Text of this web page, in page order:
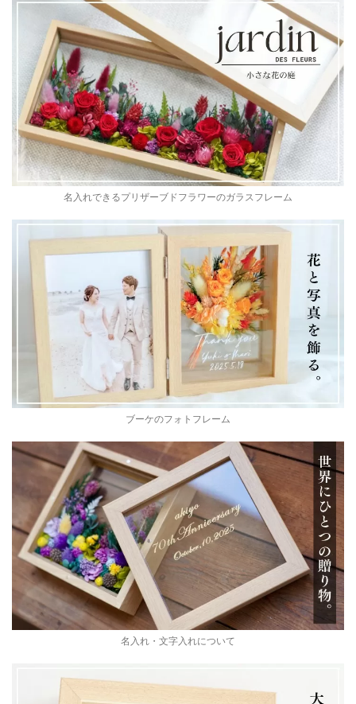
名入れできるプリザーブドフラワーのガラスフレーム
ブーケのフォトフレーム
名入れ・文字入れについて